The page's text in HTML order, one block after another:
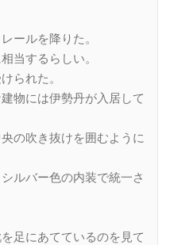
ールを降りた。
当するらしい。
られた。
物には伊勢丹が入居して
の吹き抜けを囲むように
ルバー色の内装で統一さ
足にあてているのを見て